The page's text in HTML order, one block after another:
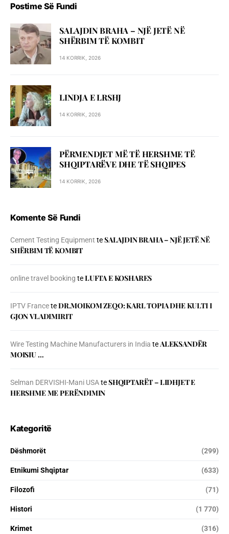
Postime Së Fundi
SALAJDIN BRAHA – NJЁ JETЁ NЁ
SHЁRBIM TЁ KOMBIT
14 KORRIK, 2026
LINDJA E LRSHJ
14 KORRIK, 2026
PËRMENDJET MË TË HERSHME TË
SHQIPTARËVE DHE TË SHQIPES
14 KORRIK, 2026
Komente Së Fundi
Cement Testing Equipment teSALAJDIN BRAHA – NJЁ JETЁ NЁ
SHЁRBIM TЁ KOMBIT
online travel booking teLUFTA E KOSHARES
IPTV FranceteDR.MOIKOM ZEQO: KARL TOPIA DHE KULTI I
GJON VLADIMIRIT
Wire Testing Machine Manufacturers in India teALEKSANDËR
MOISIU …
Selman DERVISHI-Mani USAteSHQIPTARËT – LIDHJET E
HERSHME ME PERËNDIMIN
Kategoritë
Dëshmorët (299)
Etnikumi Shqiptar (633)
Filozofi (71)
Histori (1 770)
Krimet (316)